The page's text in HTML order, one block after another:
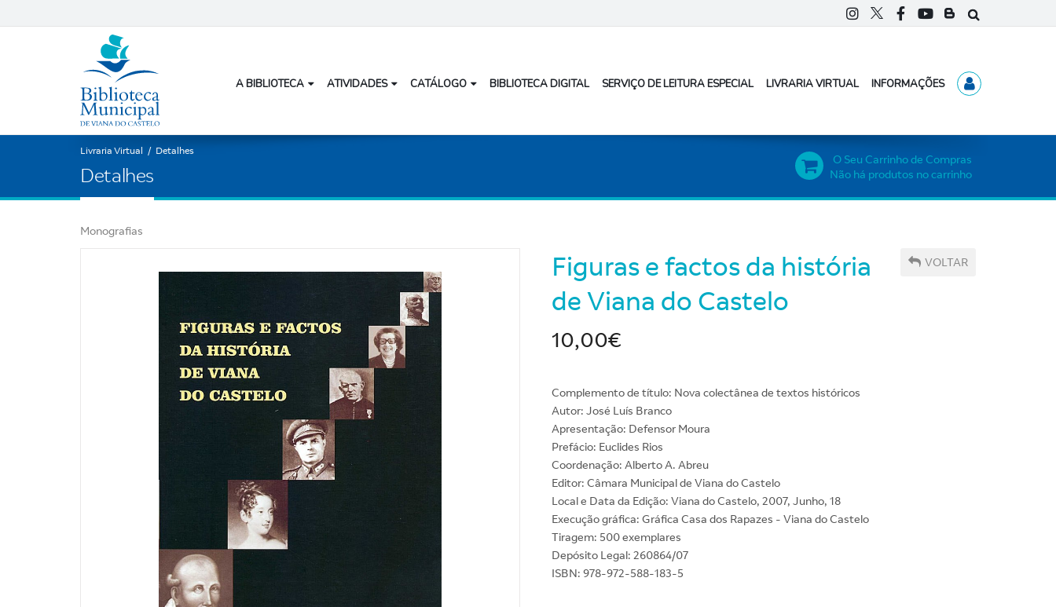
A BIBLIOTECA ATIVIDADES CATÁLOGO BIBLIOTECA DIGITAL SERVIÇO DE LEITURA ESPECIAL LIVRARIA VIRTUAL INFORMAÇÕES
Livraria Virtual / Detalhes
Detalhes
O Seu Carrinho de Compras
Não há produtos no carrinho
Monografias
VOLTAR
Figuras e factos da história
de Viana do Castelo
10,00€
Complemento de título: Nova colectânea de textos históricos
Autor: José Luís Branco
Apresentação: Defensor Moura
Prefácio: Euclides Rios
Coordenação: Alberto A. Abreu
Editor: Câmara Municipal de Viana do Castelo
Local e Data da Edição: Viana do Castelo, 2007, Junho, 18
Execução gráfica: Gráfica Casa dos Rapazes - Viana do Castelo
Tiragem: 500 exemplares
Depósito Legal: 260864/07
ISBN: 978-972-588-183-5